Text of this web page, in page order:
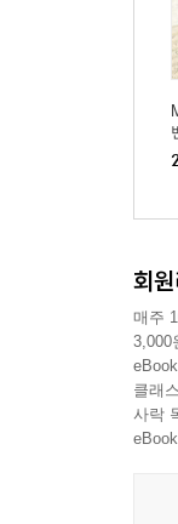
회
매주
3,000
클래
사락